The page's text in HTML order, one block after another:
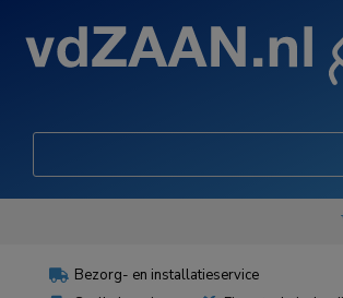
 Bezorg- en installatieservice